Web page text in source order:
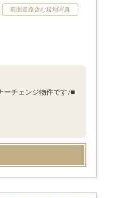
前面道路含む現地写真
チェンジ物件です♪■